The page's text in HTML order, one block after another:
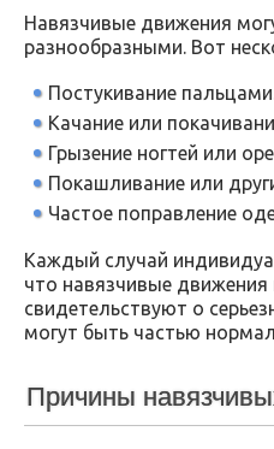
Навязчивые движения
разнообразными. Вот
Постукивание
Качание или
Грызение ногтей или
Покашливание или
Частое поправление
Каждый случай
что навязчивые движения
свидетельствуют о
могут быть частью
Причины